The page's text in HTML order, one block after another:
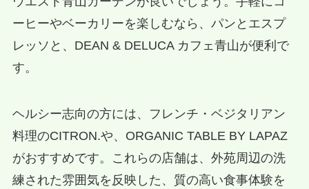
ーヒーやベーカリーを楽しむなら、パンとエスプ
レッソと、DEAN & DELUCA カフェ青山が便利で
す。
ヘルシー志向の方には、フレンチ・ベジタリアン
料理のCITRON.や、ORGANIC TABLE BY LAPAZ
がおすすめです。これらの店舗は、外苑周辺の洗
練された雰囲気を反映した、質の高い食事体験を